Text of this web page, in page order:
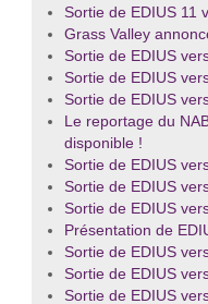
Sortie de EDIUS 11
Grass Valley
Sortie de EDIUS
Sortie de EDIUS
Sortie de EDIUS
Le reportage du
disponible !
Sortie de EDIUS
Sortie de EDIUS
Sortie de EDIUS
Présentation de
Sortie de EDIUS
Sortie de EDIUS
Sortie de EDIUS